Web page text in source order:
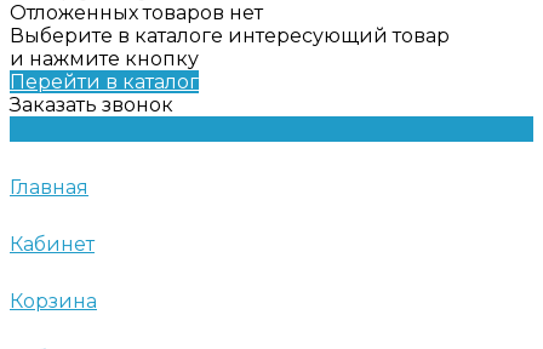
Отложенных товаров нет
Выберите в каталоге интересующий товар
и нажмите кнопку
Перейти в каталог
Заказать звонок
Главная
Кабинет
Корзина